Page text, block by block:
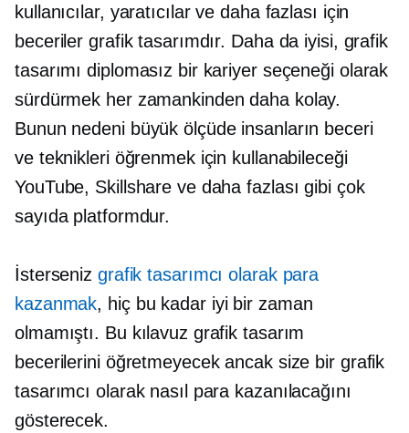
kullanıcılar, yaratıcılar ve daha fazlası için
beceriler grafik tasarımdır. Daha da iyisi, grafik
tasarımı diplomasız bir kariyer seçeneği olarak
sürdürmek her zamankinden daha kolay.
Bunun nedeni büyük ölçüde insanların beceri
ve teknikleri öğrenmek için kullanabileceği
YouTube, Skillshare ve daha fazlası gibi çok
sayıda platformdur.
İsterseniz grafik tasarımcı olarak para
kazanmak, hiç bu kadar iyi bir zaman
olmamıştı. Bu kılavuz grafik tasarım
becerilerini öğretmeyecek ancak size bir grafik
tasarımcı olarak nasıl para kazanılacağını
gösterecek.